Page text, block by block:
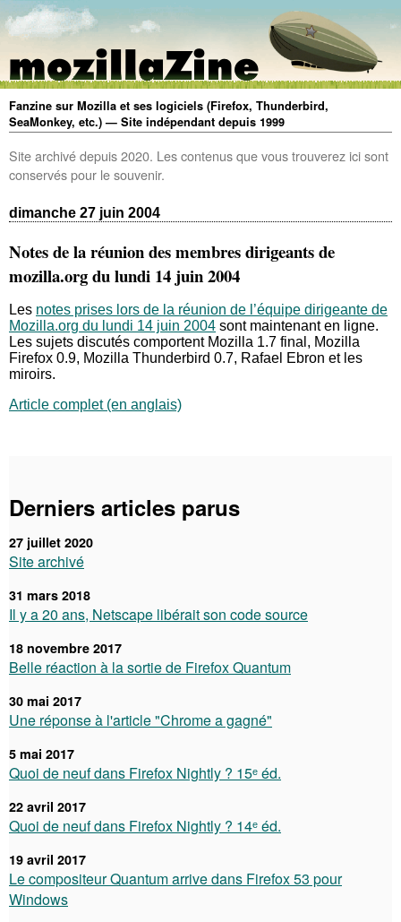
Fanzine sur Mozilla et ses logiciels (Firefox, Thunderbird,
SeaMonkey, etc.) — Site indépendant depuis 1999
Site archivé depuis 2020. Les contenus que vous trouverez ici sont
conservés pour le souvenir.
dimanche 27 juin 2004
Notes de la réunion des membres dirigeants de
mozilla.org du lundi 14 juin 2004
Les notes prises lors de la réunion de l’équipe dirigeante de
Mozilla.org du lundi 14 juin 2004 sont maintenant en ligne.
Les sujets discutés comportent Mozilla 1.7 final, Mozilla
Firefox 0.9, Mozilla Thunderbird 0.7, Rafael Ebron et les
miroirs.
Article complet (en anglais)
Derniers articles parus
27 juillet 2020
Site archivé
31 mars 2018
Il y a 20 ans, Netscape libérait son code source
18 novembre 2017
Belle réaction à la sortie de Firefox Quantum
30 mai 2017
Une réponse à l'article "Chrome a gagné"
5 mai 2017
Quoi de neuf dans Firefox Nightly ? 15ᵉ éd.
22 avril 2017
Quoi de neuf dans Firefox Nightly ? 14ᵉ éd.
19 avril 2017
Le compositeur Quantum arrive dans Firefox 53 pour
Windows